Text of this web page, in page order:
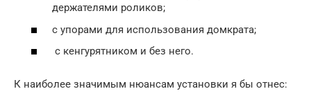
держателями роликов;
с упорами для использования домкрата;
с кенгурятником и без него.
К наиболее значимым нюансам установки я бы отнес: